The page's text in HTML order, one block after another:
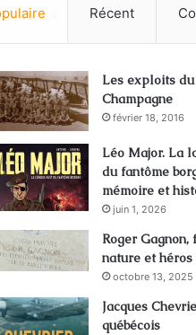
Récent
Les exploits
Champagne
février 18, 2016
Léo Major. La
du fantôme
mémoire et
juin 1, 2026
Roger
nature et héros
octobre 13, 2025
Jacques
québécois